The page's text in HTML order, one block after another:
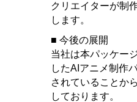
クリエイターが制
します。
■ 今後の展開
当社は本パッケー
したAIアニメ制作
されていることか
しております。